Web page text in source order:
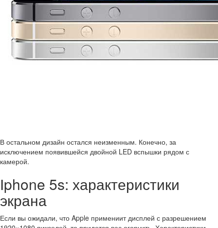
В остальном дизайн остался неизменным. Конечно, за
исключением появившейся двойной LED вспышки рядом с
камерой.
Іphone 5s: характеристики
экрана
Если вы ожидали, что Apple примениит дисплей с разрешением